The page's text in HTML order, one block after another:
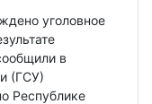
уголовное
в
(ГСУ)
Республике